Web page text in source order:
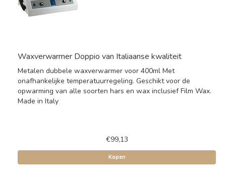
Waxverwarmer Doppio van Italiaanse kwaliteit
Metalen dubbele waxverwarmer voor 400ml Met
onafhankelijke temperatuurregeling. Geschikt voor de
opwarming van alle soorten hars en wax inclusief Film Wax.
Made in Italy
€99,13
Kopen